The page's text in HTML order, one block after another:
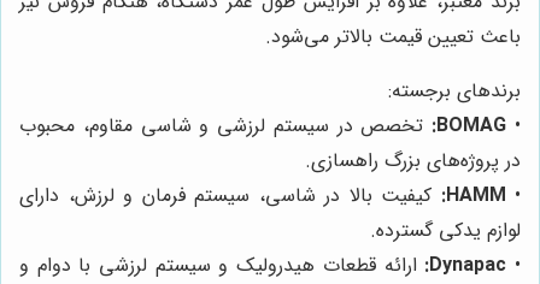
باعث تعیین قیمت بالاتر می‌شود.
برندهای برجسته:
•
BOMAG: تخصص در سیستم لرزشی و شاسی مقاوم، محبوب
در پروژه‌های بزرگ راهسازی.
•
HAMM: کیفیت بالا در شاسی، سیستم فرمان و لرزش، دارای
لوازم یدکی گسترده.
•
Dynapac: ارائه قطعات هیدرولیک و سیستم لرزشی با دوام و